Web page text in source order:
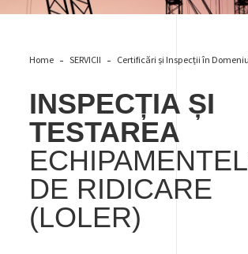
Home SERVICII Certificări și Inspecții în
INSPECȚIA ȘI
TESTAREA
DE RIDICARE
(LOLER)